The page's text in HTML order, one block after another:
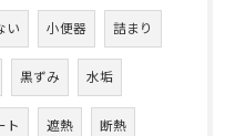
い 小便器 詰まり
黒ずみ 水垢
ト 遮熱 断熱